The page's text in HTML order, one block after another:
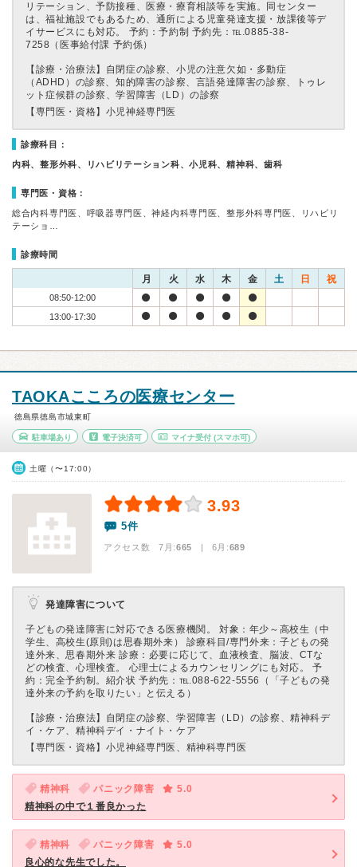
リテーション、予防接種、医療・療育相談等を実施。同センター
は、福祉施設でもあるため、通所による児童発達支援・放課後等デ
イサービスにも対応。 予約：予約制 予約先：℡.0885-38-
7258（医事給付課 予約係）
【診療・治療法】 自閉症の診察、小児の注意欠如・多動症
（ADHD）の診察、知的障害の診察、言語発達障害の診察、トゥレ
ット症候群の診察、学習障害（LD）の診察
【専門医・資格】 小児神経専門医
診療科目：
内科、整形外科、リハビリテーション科、小児科、精神科、歯科
専門医・資格：
総合内科専門医、呼吸器専門医、神経内科専門医、整形外科専門医、リハビリ
テーショ…
診療時間
月 火 水 木 金 土 日 祝
08:50-12:00
13:00-17:30
TAOKAこころの医療センター
徳島県徳島市城東町
駐車場あり 電子決済可 マイナ受付 (スマホ可)
土曜（〜17:00）
3.93
5件
アクセス数 7月:665 | 6月:689
発達障害について
子どもの発達障害に対応できる医療機関。 対象：年少～高校生（中
学生、高校生(原則)は思春期外来） 診療科目/専門外来：子どもの発
達外来、思春期外来 診療：必要に応じて、血液検査、脳波、CTな
どの検査、心理検査。 心理士によるカウンセリングにも対応。 予
約：完全予約制。紹介状 予約先：℡.088-622-5556（「子どもの発
達外来の予約を取りたい」と伝える）
【診療・治療法】 自閉症の診察、学習障害（LD）の診察、精神科デ
イ・ケア、精神科デイ・ナイト・ケア
【専門医・資格】 小児神経専門医、精神科専門医
精神科 パニック障害
5.0
精神科の中で１番良かった
精神科 パニック障害
5.0
良心的な先生でした。